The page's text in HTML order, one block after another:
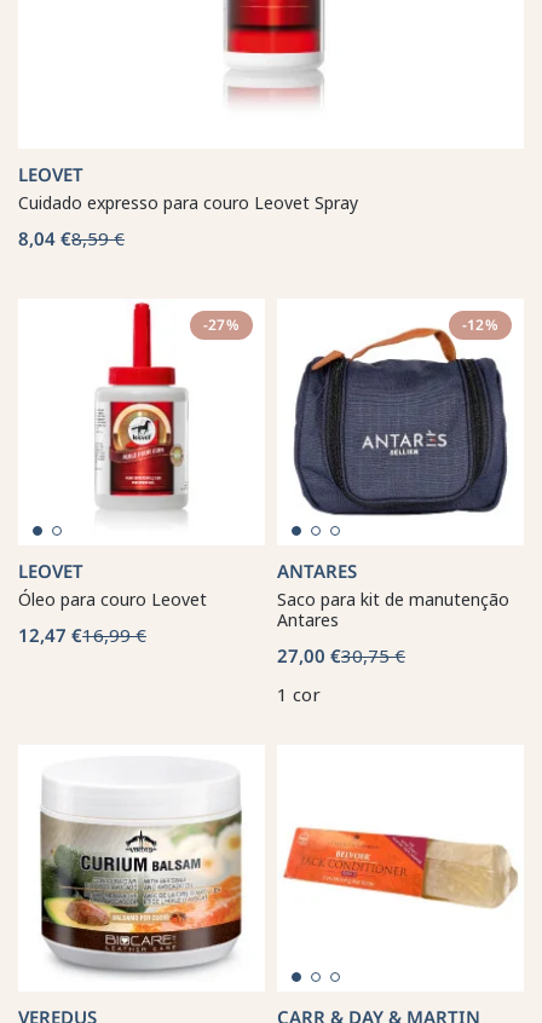
LEOVET
Cuidado expresso para couro Leovet Spray
8,04 €8,59 €
-27%
LEOVET
Óleo para couro Leovet
12,47 €16,99 €
-12%
ANTARES
Saco para kit de manutenção
Antares
27,00 €30,75 €
1 cor
VEREDUS CARR & DAY & MARTIN